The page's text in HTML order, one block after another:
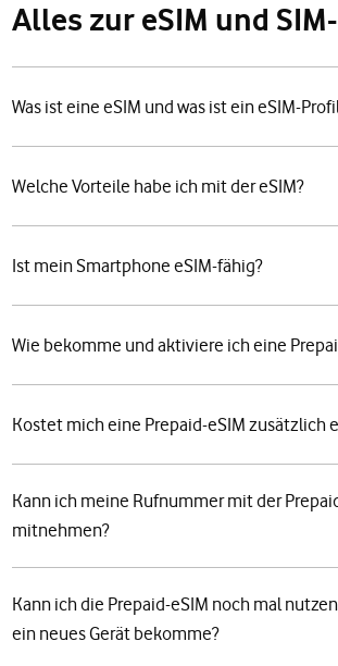
Alles zur eSIM und
Was ist eine eSIM und was ist ein eSIM-
Welche Vorteile habe ich mit der eSIM?
Ist mein Smartphone eSIM-fähig?
Wie bekomme und aktiviere ich eine
Kostet mich eine Prepaid-eSIM zusätzlich
Kann ich meine Rufnummer mit der
mitnehmen?
Kann ich die Prepaid-eSIM noch mal
ein neues Gerät bekomme?